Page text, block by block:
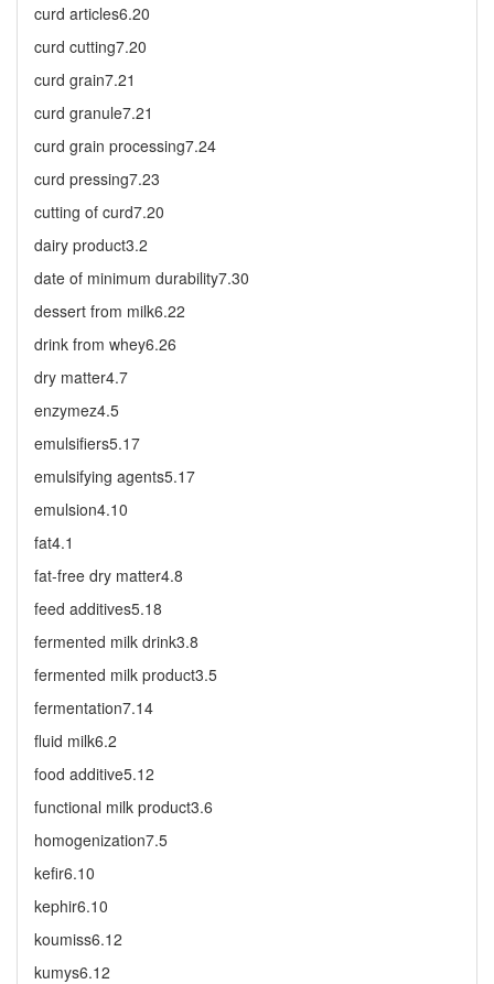
curd articles6.20
curd cutting7.20
curd grain7.21
curd granule7.21
curd grain processing7.24
curd pressing7.23
cutting of curd7.20
dairy product3.2
date of minimum durability7.30
dessert from milk6.22
drink from whey6.26
dry matter4.7
enzymez4.5
emulsifiers5.17
emulsifying agents5.17
emulsion4.10
fat4.1
fat-free dry matter4.8
feed additives5.18
fermented milk drink3.8
fermented milk product3.5
fermentation7.14
fluid milk6.2
food additive5.12
functional milk product3.6
homogenization7.5
kefir6.10
kephir6.10
koumiss6.12
kumys6.12